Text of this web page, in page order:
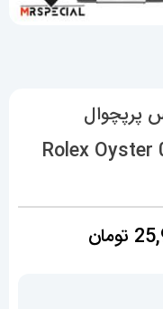
پرپچوال
اتوماتیک صفحه مشکی 01466 Rolex Oyster